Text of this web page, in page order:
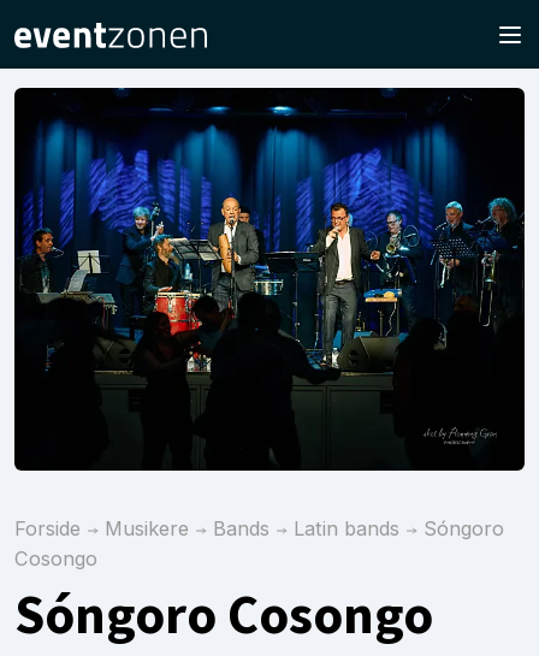
Forside Musikere Bands Latin bands
Sóngoro
Cosongo
Sóngoro Cosongo